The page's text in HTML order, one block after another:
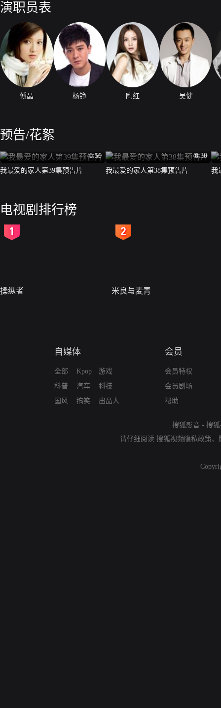
演职员表
傅晶 杨铮 陶红 吴健
预告/花絮
0:50
我最爱的家人第39集预告片
0:30
我最爱的家人第38集预告片
我
电视剧排行榜
操纵者 米良与麦青
自媒体
全部
科普
国风
Kpop
汽车
搞笑
游戏
科技
出品人
会员
会员特权
会员剧场
帮助
搜狐影音 - 搜
请仔细阅读 搜狐视频隐私政策、